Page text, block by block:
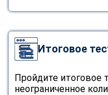
Итоговое
Пройдите итоговое
неограниченное